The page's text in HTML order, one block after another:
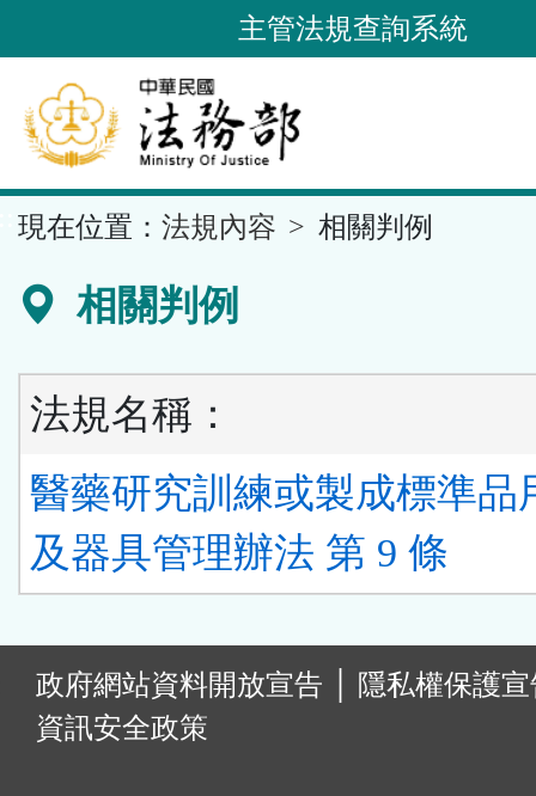
到
要
內
容
區
主管法規查詢系統
現在位置： 法規內容 相關判例
相關判例
法規名稱：
醫藥研究訓練或製成標準品
及器具管理辦法 第 9 條
政府網站資料開放宣告
隱私權保護
資訊安全政策